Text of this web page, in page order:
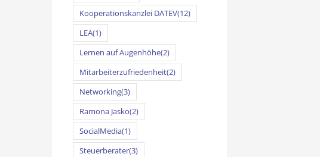
Kooperationskanzlei DATEV(12)
LEA(1)
Lernen auf Augenhöhe(2)
Mitarbeiterzufriedenheit(2)
Networking(3)
Ramona Jasko(2)
SocialMedia(1)
Steuerberater(3)